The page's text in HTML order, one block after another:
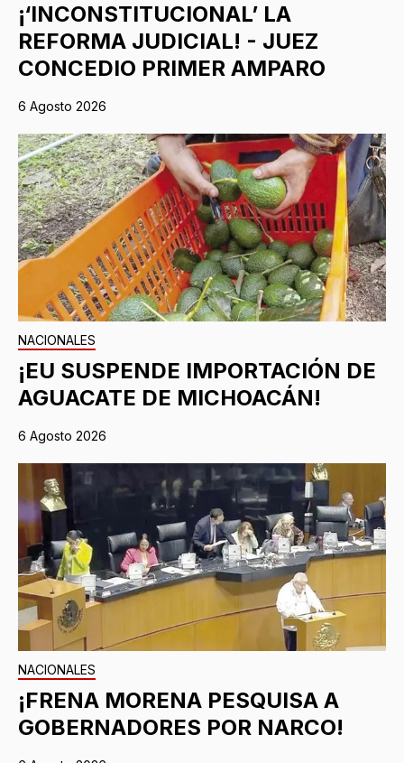
¡‘INCONSTITUCIONAL’ LA
REFORMA JUDICIAL! - JUEZ
CONCEDIO PRIMER AMPARO
6 Agosto 2026
NACIONALES
¡EU SUSPENDE IMPORTACIÓN DE
AGUACATE DE MICHOACÁN!
6 Agosto 2026
NACIONALES
¡FRENA MORENA PESQUISA A
GOBERNADORES POR NARCO!